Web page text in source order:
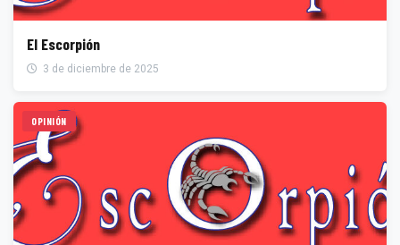
El Escorpión
3 de diciembre de 2025
OPINIÓN